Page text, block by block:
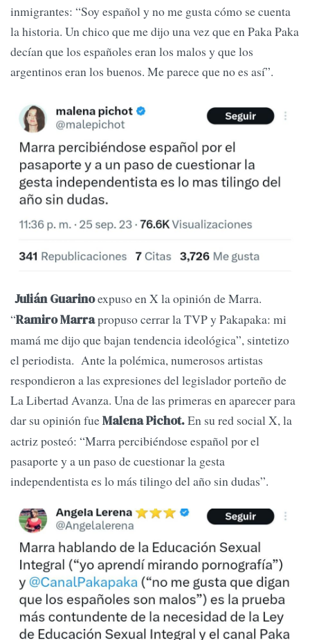
inmigrantes: “Soy español y no me gusta cómo se cuenta
la historia. Un chico que me dijo una vez que en Paka Paka
decían que los españoles eran los malos y que los
argentinos eran los buenos. Me parece que no es así”.
Julián Guarinoexpuso en X la opinión de Marra.
“Ramiro Marrapropuso cerrar la TVP y Pakapaka: mi
mamá me dijo que bajan tendencia ideológica”, sintetizo
el periodista. Ante la polémica, numerosos artistas
respondieron a las expresiones del legislador porteño de
La Libertad Avanza. Una de las primeras en aparecer para
dar su opinión fueMalena Pichot.En su red social X, la
actriz posteó: “Marra percibiéndose español por el
pasaporte y a un paso de cuestionar la gesta
independentista es lo más tilingo del año sin dudas”.